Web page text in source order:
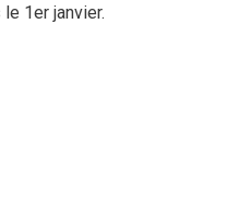
1er janvier.